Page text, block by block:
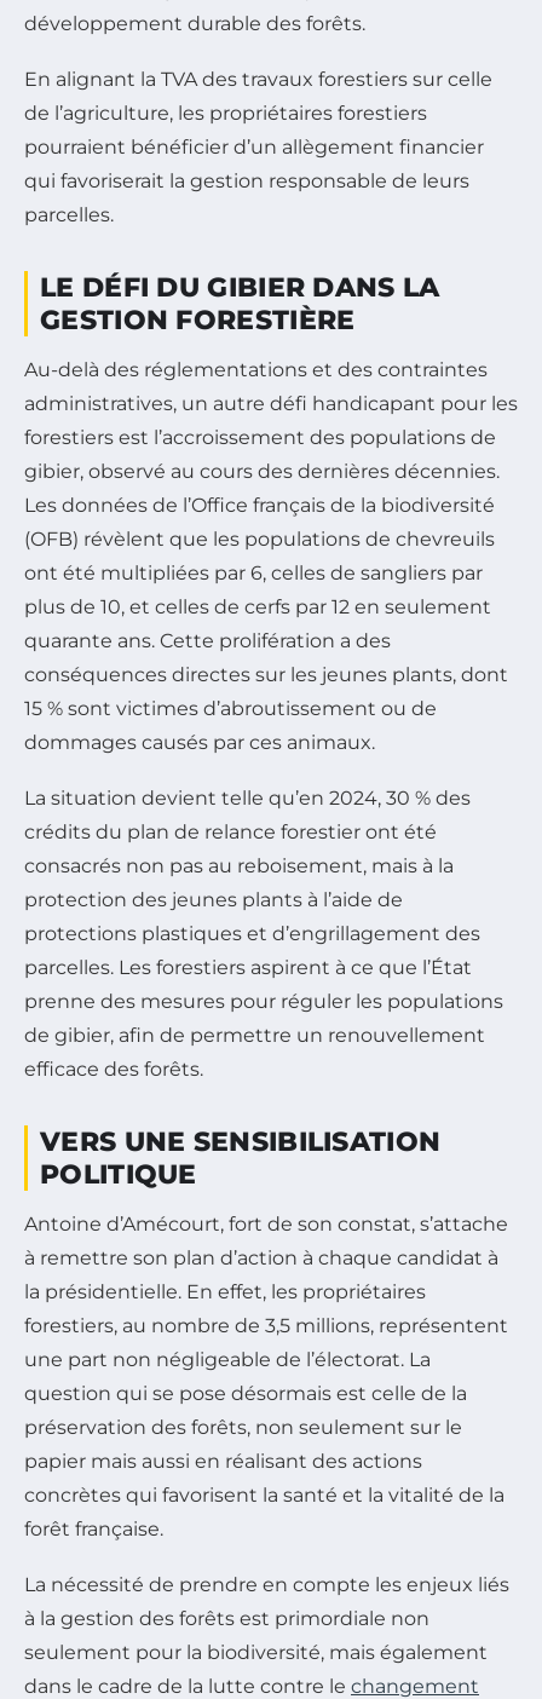
développement durable des forêts.
En alignant la TVA des travaux forestiers sur celle
de l’agriculture, les propriétaires forestiers
pourraient bénéficier d’un allègement financier
qui favoriserait la gestion responsable de leurs
parcelles.
LE DÉFI DU GIBIER DANS LA
GESTION FORESTIÈRE
Au-delà des réglementations et des contraintes
administratives, un autre défi handicapant pour les
forestiers est l’accroissement des populations de
gibier, observé au cours des dernières décennies.
Les données de l’Office français de la biodiversité
(OFB) révèlent que les populations de chevreuils
ont été multipliées par 6, celles de sangliers par
plus de 10, et celles de cerfs par 12 en seulement
quarante ans. Cette prolifération a des
conséquences directes sur les jeunes plants, dont
15 % sont victimes d’abroutissement ou de
dommages causés par ces animaux.
La situation devient telle qu’en 2024, 30 % des
crédits du plan de relance forestier ont été
consacrés non pas au reboisement, mais à la
protection des jeunes plants à l’aide de
protections plastiques et d’engrillagement des
parcelles. Les forestiers aspirent à ce que l’État
prenne des mesures pour réguler les populations
de gibier, afin de permettre un renouvellement
efficace des forêts.
VERS UNE SENSIBILISATION
POLITIQUE
Antoine d’Amécourt, fort de son constat, s’attache
à remettre son plan d’action à chaque candidat à
la présidentielle. En effet, les propriétaires
forestiers, au nombre de 3,5 millions, représentent
une part non négligeable de l’électorat. La
question qui se pose désormais est celle de la
préservation des forêts, non seulement sur le
papier mais aussi en réalisant des actions
concrètes qui favorisent la santé et la vitalité de la
forêt française.
La nécessité de prendre en compte les enjeux liés
à la gestion des forêts est primordiale non
seulement pour la biodiversité, mais également
dans le cadre de la lutte contre le changement